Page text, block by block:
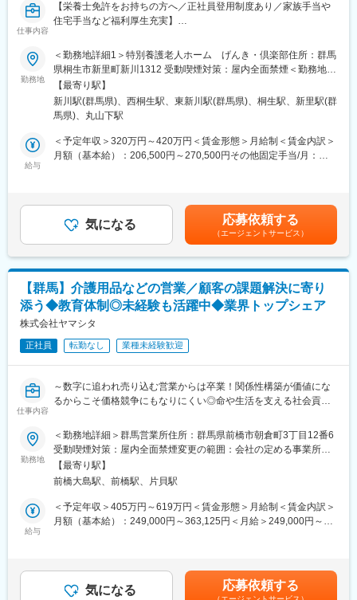
変更の範囲：会社の定める業務
■魅力
仕事のやりがいがより良いご利用者様の体験を実現できるという
・DX：業務プロセスの改善により、生産性を向上し、働きやすい
環境の実現
・ビジネスモデルの変革：10万人のご利用者様のデータを蓄積
し、予防や予知へサービス展開
・人的資本経営：給与水準アップ(人事制度の改定：昇給基準の明
■就業環境
また、男性も3割以上の方が育休を取得しており、お休みが取りや
すい環境です。
■業界動向
今後さらに介護人口が増えていく中で、介護人材も不足するとさ
れているため、介護施設や直接介護を担うサービスの提供が困難
になっていくことが懸念されています。
福祉用具のレンタルサービスは、在宅介護サービスを受けている
方の7割近くが利用している重要な社会インフラです。介護業界の
人手不足解消・将来世代への財負担抑制にもつながり、大きな社
変更の範囲：本文参照
仕事内容
【栄養士免許をお持ちの方へ／正社員登用制度あり／家族手当や
住宅手当など福利厚生充実】
■業務内容
老人ホーム厨房勤務の栄養士の仕事をお任せします。
・献立作成
・衛生管理
・仕入集計や月報、勤怠管理など
・調理、調理補助
・パートさんの労務管理
・厨房業務など
・入社から最長1年間の契約社員期間を経て、その後「正社員」へ
と登用する制度となっています。
変更の範囲：会社の定める業務
勤務地
＜勤務地詳細1＞特別養護老人ホーム げんき・倶楽部住所：群馬
県桐生市新里町新川1312 受動喫煙対策：屋内全面禁煙＜勤務地詳
細2＞特別養護老人ホーム シルクの里住所：群馬県桐生市宮本町
1-12-34 受動喫煙対策：屋内全面禁煙変更の範囲：会社の定める
事業所
【最寄り駅】
新川駅(群馬県)、西桐生駅、東新川駅(群馬県)、桐生駅、新里駅(群
馬県)、丸山下駅
給与
＜予定年収＞320万円～420万円＜賃金形態＞月給制＜賃金内訳＞
月額（基本給）：206,500円～270,500円その他固定手当/月：
に免許資格手当を支給食品衛生責任者1,000円／月管理栄養士
20,000円／月■年収例430万円／入社7年目・栄養士・20代賃金は
あくまでも目安の金額であり、選考を通じて上下する可能性があ
ります。月給(月額)は固定手当を含めた表記です。
気になる 応募依頼する
（エージェントサービス）
【群馬】介護用品などの営業／顧客の課題解決に寄り
添う◆教育体制◎未経験も活躍中◆業界トップシェア
株式会社ヤマシタ
正社員 転勤なし 業種未経験歓迎
仕事内容
～数字に追われ売り込む営業からは卒業！関係性構築が価値にな
るからこそ価格競争にもなりにくい◎命や生活を支える社会貢献
◇自動車ディーラーや保険営業など、他業界からの入社が7割！充
実の研修制度
◇生成AIを活用し再現性の高い営業が可能！チーム制で働きやす
く、且つ質の高いサービスを提供
◇成果とプロセスが評価される明確な評価制度あり！最大年４回
の昇進・昇格制度により、スピード感をもったキャリア形成も可
能
＼逆算思考・行動が活きる／
難しく考えなくてOK！「月次目標の達成に向け、週次目標を立て
勤務地
＜勤務地詳細＞群馬営業所住所：群馬県前橋市朝倉町3丁目12番6
受動喫煙対策：屋内全面禁煙変更の範囲：会社の定める事業所
（リモートワーク含む）
【最寄り駅】
前橋大島駅、前橋駅、片貝駅
給与
＜予定年収＞405万円～619万円＜賃金形態＞月給制＜賃金内訳＞
月額（基本給）：249,000円～363,125円＜月給＞249,000円～
万（月給36万＋賞与＋諸手当）・所長：入社5年目760万（月給44
万＋賞与＋諸手当）賃金はあくまでも目安の金額であり、選考を
気になる 応募依頼する